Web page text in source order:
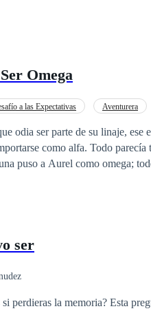
comienza a pensar en el tema.
un hijo con él. Por supuesto,
para ayudar a sus abuelos.
Omega
a las Expectativas Aventurera
odia ser parte de su linaje,
como alfa. Todo parecía
puso a Aurel como omega;
caer ante los encantos del
ser
Esta pregunta la veremos respondida con la historia de nuestro gran